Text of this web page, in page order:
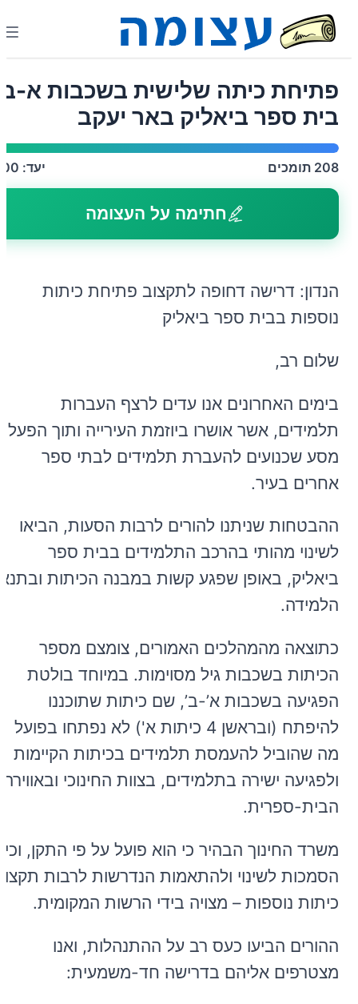
פתיחת כיתה שלישית בשכבות א-ב
בית ספר ביאליק באר יעקב
208 תומכים יעד:
חתימה על העצומה
הנדון: דרישה דחופה לתקצוב פתיחת כיתות
נוספות בבית ספר ביאליק
שלום רב,
בימים האחרונים אנו עדים לרצף העברות
תלמידים, אשר אושרו ביוזמת העירייה ותוך
מסע שכנועים להעברת תלמידים לבתי ספר
אחרים בעיר.
ההבטחות שניתנו להורים לרבות הסעות, הביאו
לשינוי מהותי בהרכב התלמידים בבית ספר
ביאליק, באופן שפגע קשות במבנה הכיתות
הלמידה.
כתוצאה מהמהלכים האמורים, צומצם מספר
הכיתות בשכבות גיל מסוימות. במיוחד בולטת
הפגיעה בשכבות א’-ב’, שם כיתות שתוכננו
להיפתח (ובראשן 4 כיתות א') לא נפתחו בפועל
מה שהוביל להעמסת תלמידים בכיתות הקיימות
ולפגיעה ישירה בתלמידים, בצוות החינוכי ובאווירה
הבית-ספרית.
משרד החינוך הבהיר כי הוא פועל על פי התקן, וכי
הסמכות לשינוי ולהתאמות הנדרשות לרבות
כיתות נוספות – מצויה בידי הרשות המקומית.
ההורים הביעו כעס רב על ההתנהלות, ואנו
מצטרפים אליהם בדרישה חד-משמעית: